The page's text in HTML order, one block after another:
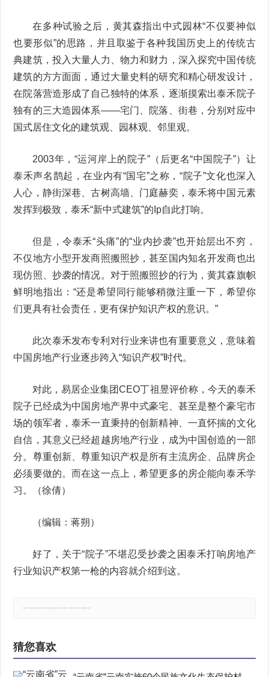
在多种试验之后，黄其森指出中式园林“不仅要神似
也要形似”的思路，并且取鉴于各种我国历史上的传统古
典建筑，投入大量人力、物力和财力，深入探究中国传统
建筑的方方面面，通过大量史料的研究和精心研发设计，
在院落营造形成了自己独特的体系，逐渐摸索出泰禾院子
独有的三大造园体系——宅门、院落、街巷，分别对应中
国式居住文化的建筑观、园林观、邻里观。
2003年，“运河岸上的院子”（后更名“中国院子”）让
泰禾声名鹊起，在业内有“国宅”之称，“院子”文化也深入
人心，静街深巷、古树高墙、门庭赫奕，泰禾将中国元素
发挥到极致，泰禾“新中式建筑”的Ip自此打响。
但是，令泰禾“头痛”的“业内抄袭”也开始层出不穷，
不仅地方小型开发商照搬照抄，甚至国内知名开发商也出
现仿照、抄袭的情况。对于照搬照抄的行为，黄其森旗帜
鲜明地指出：“还是希望同行能够稍微注重一下，希望你
们更具有社会责任，更有保护知识产权的意识。”
此次泰禾发布专利对行业来讲也有重要意义，意味着
中国房地产行业逐步跨入“知识产权”时代。
对此，易居企业集团CEO丁祖昱评价称，今天的泰禾
院子已经成为中国房地产界中式豪宅、甚至是整个豪宅市
场的领军者，泰禾一直秉持的创新精神、一直怀揣的文化
自信，其意义已经超越房地产行业，成为中国创造的一部
分。尊重创新、尊重知识产权是所有主流房企、品牌房企
必须要做的。而在这一点上，希望更多的房企能向泰禾学
习。（徐倩）
（编辑：蒋朔）
好了，关于“院子”不堪忍受抄袭之困泰禾打响房地产
行业知识产权第一枪的内容就介绍到这。
猜您喜欢